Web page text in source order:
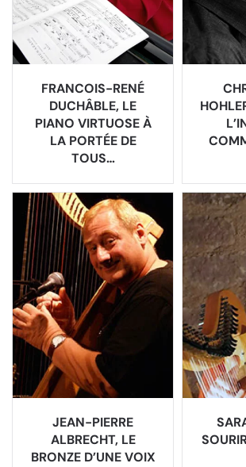
FRANCOIS-RENÉ
DUCHÂBLE, LE
PIANO VIRTUOSE À
LA PORTÉE DE
TOUS…
JEAN-PIERRE
ALBRECHT, LE
BRONZE D’UNE VOIX